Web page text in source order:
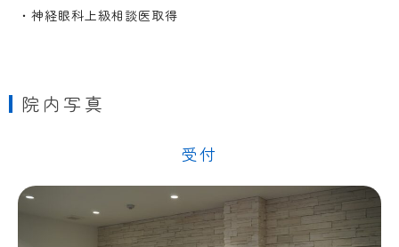
・神経眼科上級相談医取得
院内写真
受付